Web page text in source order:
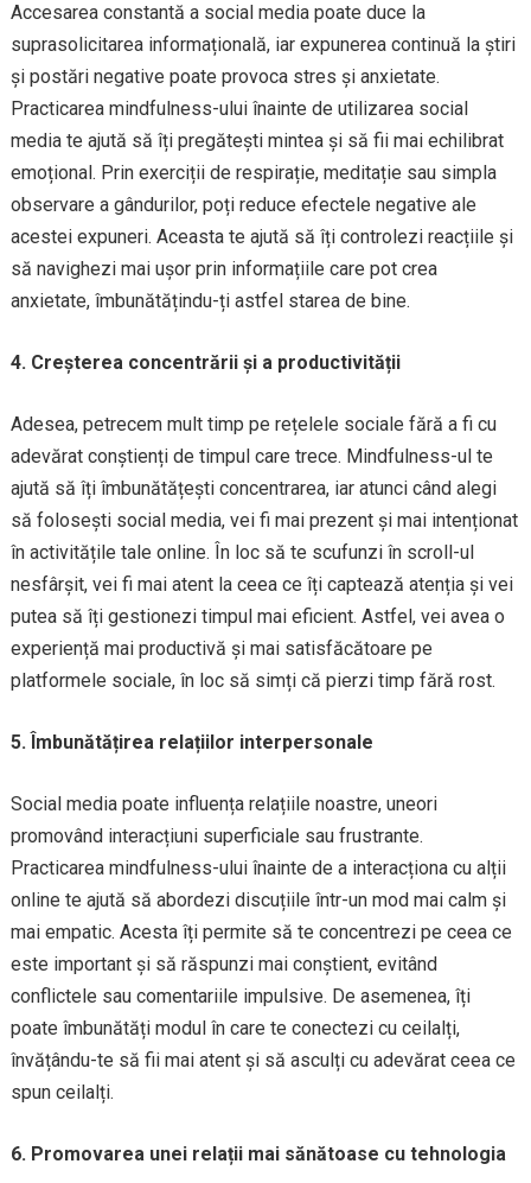
Accesarea constantă a social media poate duce la
suprasolicitarea informațională, iar expunerea continuă la știri
și postări negative poate provoca stres și anxietate.
Practicarea mindfulness-ului înainte de utilizarea social
media te ajută să îți pregătești mintea și să fii mai echilibrat
emoțional. Prin exerciții de respirație, meditație sau simpla
observare a gândurilor, poți reduce efectele negative ale
acestei expuneri. Aceasta te ajută să îți controlezi reacțiile și
să navighezi mai ușor prin informațiile care pot crea
anxietate, îmbunătățindu-ți astfel starea de bine.
4. Creșterea concentrării și a productivității
Adesea, petrecem mult timp pe rețelele sociale fără a fi cu
adevărat conștienți de timpul care trece. Mindfulness-ul te
ajută să îți îmbunătățești concentrarea, iar atunci când alegi
să folosești social media, vei fi mai prezent și mai intenționat
în activitățile tale online. În loc să te scufunzi în scroll-ul
nesfârșit, vei fi mai atent la ceea ce îți captează atenția și vei
putea să îți gestionezi timpul mai eficient. Astfel, vei avea o
experiență mai productivă și mai satisfăcătoare pe
platformele sociale, în loc să simți că pierzi timp fără rost.
5. Îmbunătățirea relațiilor interpersonale
Social media poate influența relațiile noastre, uneori
promovând interacțiuni superficiale sau frustrante.
Practicarea mindfulness-ului înainte de a interacționa cu alții
online te ajută să abordezi discuțiile într-un mod mai calm și
mai empatic. Acesta îți permite să te concentrezi pe ceea ce
este important și să răspunzi mai conștient, evitând
conflictele sau comentariile impulsive. De asemenea, îți
poate îmbunătăți modul în care te conectezi cu ceilalți,
învățându-te să fii mai atent și să asculți cu adevărat ceea ce
spun ceilalți.
6. Promovarea unei relații mai sănătoase cu tehnologia